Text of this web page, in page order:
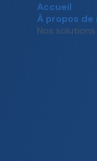
Accueil
À propos de
Nos solutions